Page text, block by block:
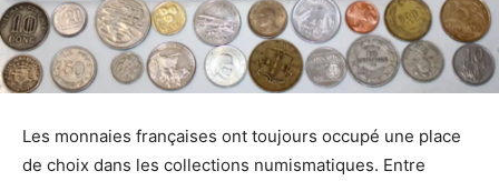
Les monnaies françaises ont toujours occupé une place
de choix dans les collections numismatiques. Entre